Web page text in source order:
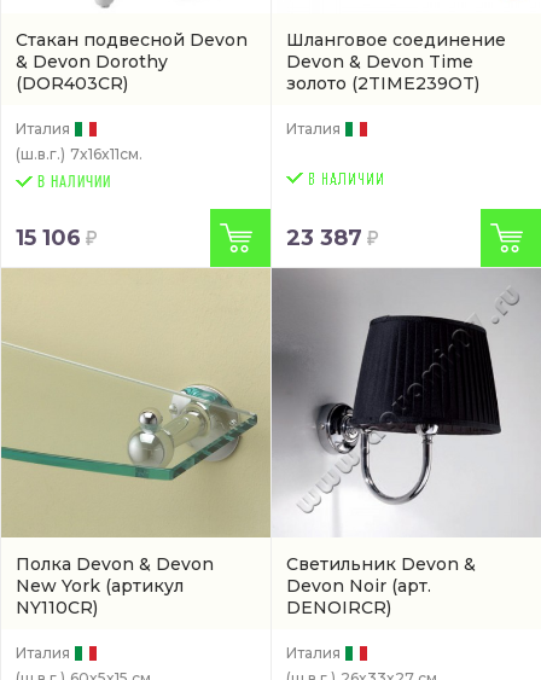
Стакан подвесной Devon
& Devon Dorothy
(DOR403CR)
Италия
(ш.в.г.) 7x16x11см.
В НАЛИЧИИ
15 106
Шланговое соединение
Devon & Devon Time
золото (2TIME239OT)
Италия
23 387
Полка Devon & Devon
New York (артикул
NY110CR)
Италия
Светильник Devon &
Devon Noir (арт.
DENOIRCR)
Италия